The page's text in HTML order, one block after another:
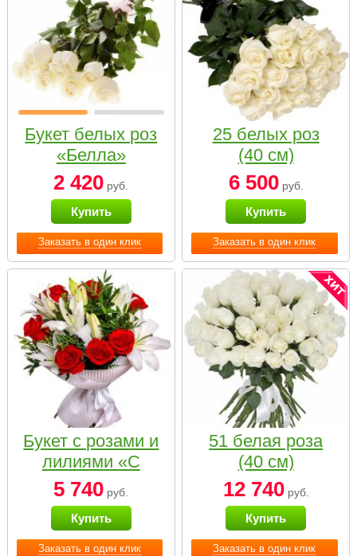
Заказать в один клик
Букет белых роз
«Белла»
2 420 руб.
Купить
Заказать в один клик
25 белых роз
(40 см)
6 500руб.
Купить
Заказать в один клик
Букет с розами и
лилиями «С
наилучшими
пожеланиями»
5 740 руб.
Купить
Заказать в один клик
51 белая роза
(40 см)
12 740руб.
Купить